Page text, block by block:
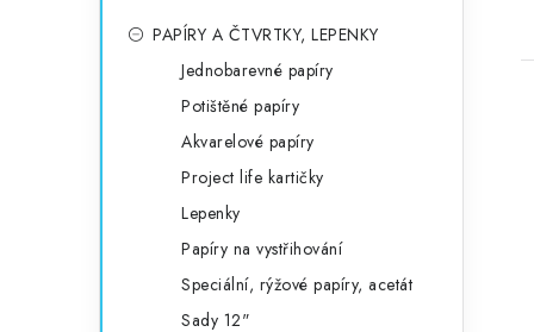
PAPÍRY A ČTVRTKY, LEPENKY
Jednobarevné papíry
Potištěné papíry
Akvarelové papíry
Project life kartičky
Lepenky
Papíry na vystřihování
Speciální, rýžové papíry, acetát
Sady 12"